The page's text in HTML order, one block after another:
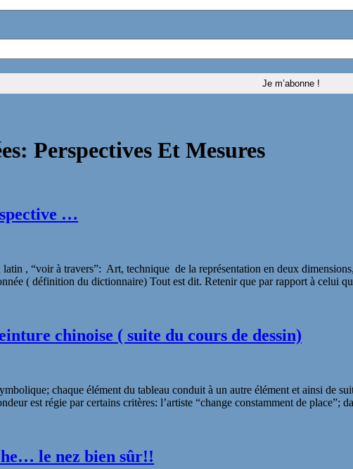
Perspectives Et Mesures
…
, “voir à travers”: Art, technique de la représentation en deux
( définition du dictionnaire) Tout est dit. Retenir que par rapport à celui
chinoise ( suite du cours de dessin)
chaque élément du tableau conduit à un autre élément et ainsi de
est régie par certains critères: l’artiste “change constamment de place”;
le nez bien sûr!!